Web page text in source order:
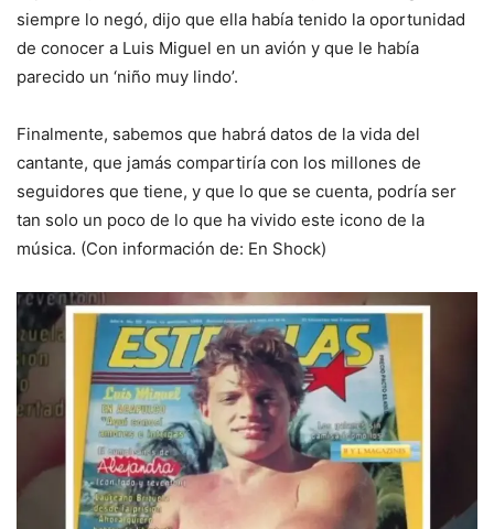
siempre lo negó, dijo que ella había tenido la oportunidad
de conocer a Luis Miguel en un avión y que le había
parecido un ‘niño muy lindo’.
Finalmente, sabemos que habrá datos de la vida del
cantante, que jamás compartiría con los millones de
seguidores que tiene, y que lo que se cuenta, podría ser
tan solo un poco de lo que ha vivido este icono de la
música. (Con información de: En Shock)